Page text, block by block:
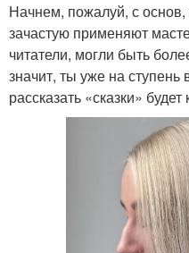
Начнем, пожалуй, с
зачастую применяют
читатели, могли быть
значит, ты уже на
рассказать «сказки»